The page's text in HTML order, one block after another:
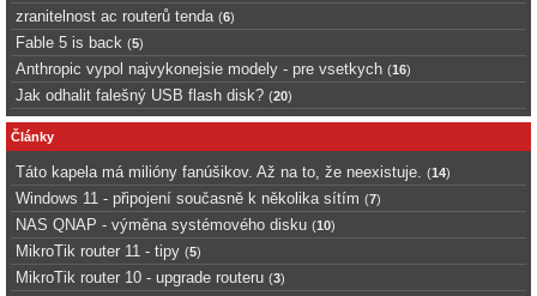
zranitelnost ac routerů tenda (6)
Fable 5 is back (5)
Anthropic vypol najvykonejsie modely - pre vsetkych (16)
Jak odhalit falešný USB flash disk? (20)
Články
Táto kapela má milióny fanúšikov. Až na to, že neexistuje. (14)
Windows 11 - připojení současně k několika sítím (7)
NAS QNAP - výměna systémového disku (10)
MikroTik router 11 - tipy (5)
MikroTik router 10 - upgrade routeru (3)